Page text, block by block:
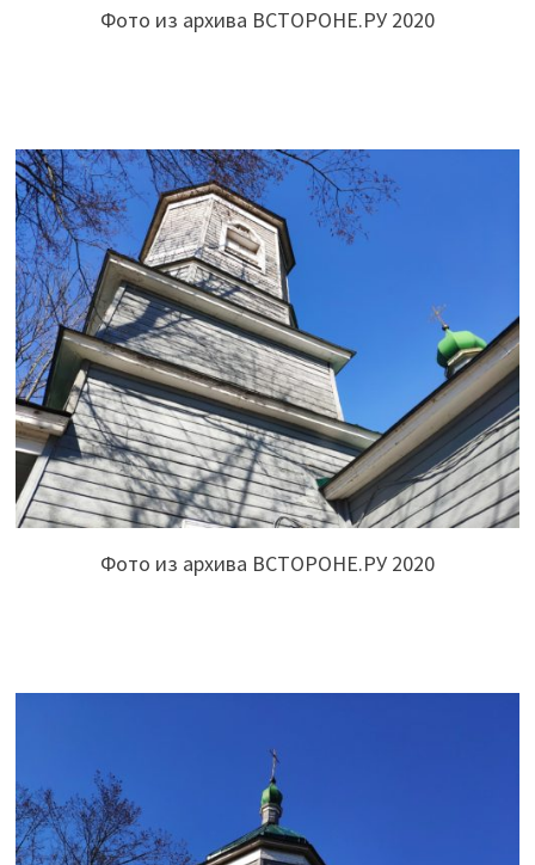
Фото из архива ВСТОРОНЕ.РУ 2020
Фото из архива ВСТОРОНЕ.РУ 2020